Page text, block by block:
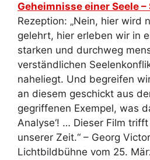
Geheimnisse einer Seele
Rezeption: „Nein, hier wird
gelehrt, hier erleben wir in
starken und durchweg
verständlichen
naheliegt. Und begreifen
an diesem geschickt aus
gegriffenen Exempel, was
Analyse‘! … Dieser Film
unserer Zeit.“ – Georg
Lichtbildbühne vom 25.